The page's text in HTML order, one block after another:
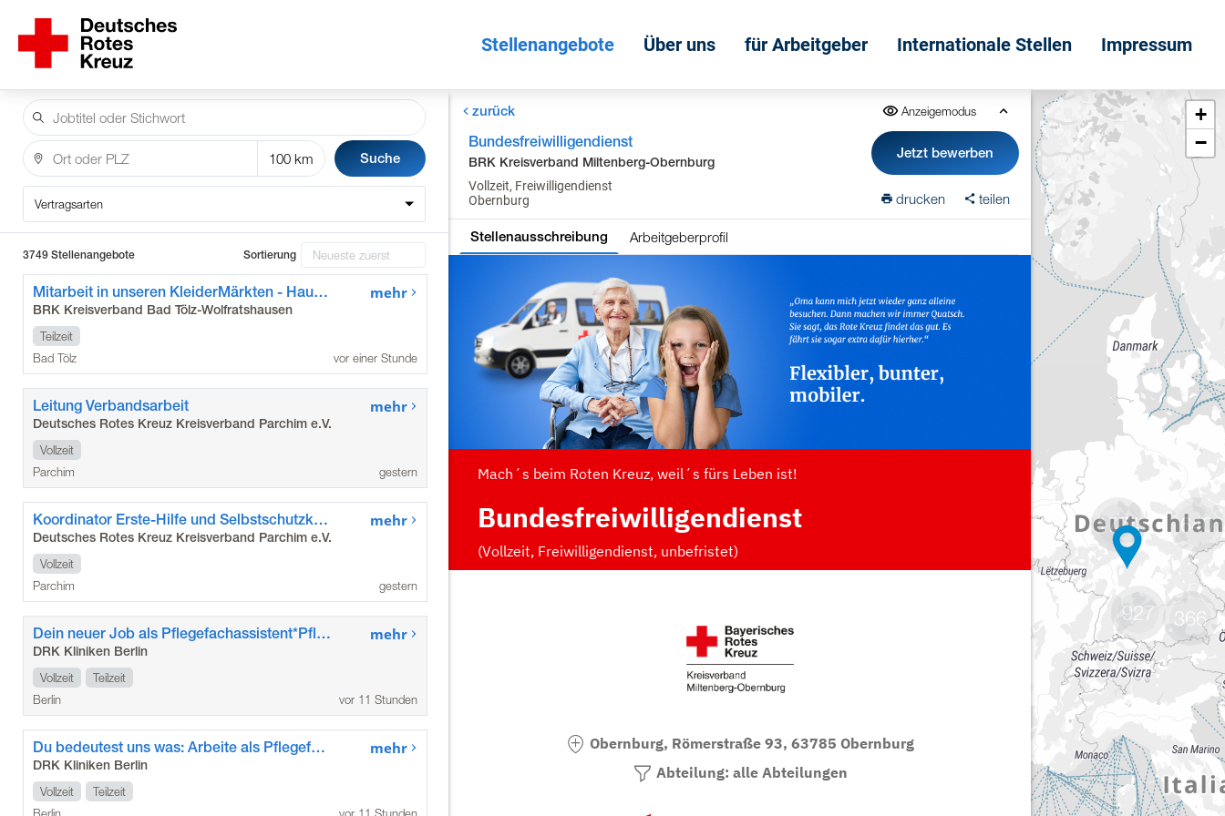
Stellenangebote Über uns für Arbeitgeber Internationale Stellen Impressum
Suche
Vertragsarten
3749 Stellenangebote Sortierung
Mitarbeit in unseren KleiderMärkten - Hauptstandort Bad Tölz (m/w/d)
BRK Kreisverband Bad Tölz-Wolfratshausen
Teilzeit
Bad Tölz
mehr
vor einer Stunde
Leitung Verbandsarbeit
Deutsches Rotes Kreuz Kreisverband Parchim e.V.
Vollzeit
Parchim
mehr
gestern
Koordinator Erste-Hilfe und Selbstschutzkompetenz
Deutsches Rotes Kreuz Kreisverband Parchim e.V.
Vollzeit
Parchim
mehr
gestern
Dein neuer Job als Pflegefachassistent*Pflegefachassistentin im Kunstkrankenhaus
DRK Kliniken Berlin
Vollzeit
Teilzeit
Berlin
mehr
vor 11 Stunden
Du bedeutest uns was: Arbeite als Pflegefachkraft / Pflegefachfrau*mann in den DRK Kliniken Berlin Köpenick
DRK Kliniken Berlin
Vollzeit
Teilzeit
mehr
zurück Anzeigemodus
Bundesfreiwilligendienst
BRK Kreisverband Miltenberg-Obernburg
Vollzeit, Freiwilligendienst
Obernburg
Jetzt bewerben
drucken teilen
Stellenausschreibung Arbeitgeberprofil
1774
927
640
366
+
−